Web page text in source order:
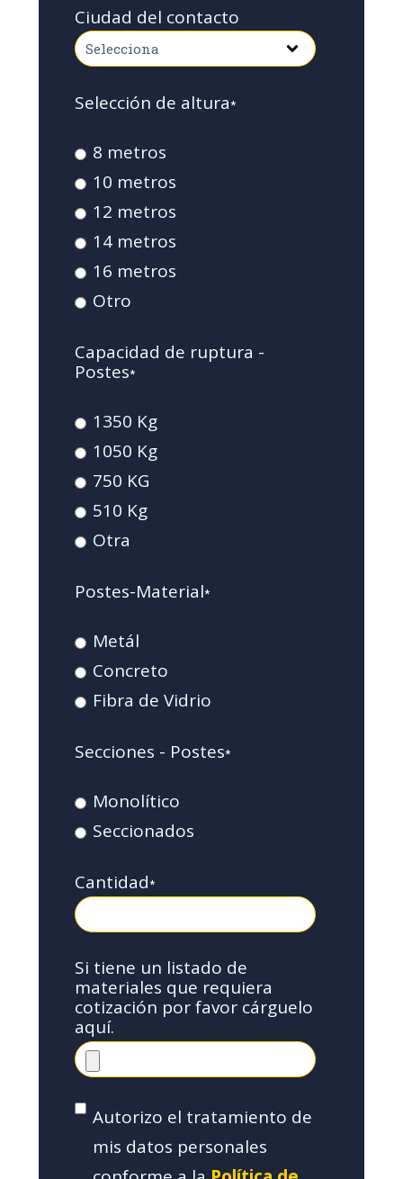
Ciudad del contacto
Selección de altura*
8 metros
10 metros
12 metros
14 metros
16 metros
Otro
Capacidad de ruptura -
Postes*
1350 Kg
1050 Kg
750 KG
510 Kg
Otra
Postes-Material*
Metál
Concreto
Fibra de Vidrio
Secciones - Postes*
Monolítico
Seccionados
Cantidad*
Si tiene un listado de
materiales que requiera
cotización por favor cárguelo
aquí.
Autorizo el tratamiento de
mis datos personales